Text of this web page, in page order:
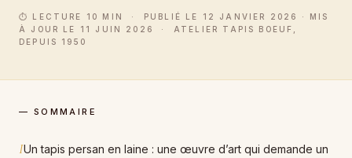
⏱ LECTURE 10 MIN · PUBLIÉ LE 12 JANVIER 2026 · MIS
À JOUR LE 11 JUIN 2026 · ATELIER TAPIS BOEUF,
DEPUIS 1950
— SOMMAIRE
IUn tapis persan en laine : une œuvre d’art qui demande un